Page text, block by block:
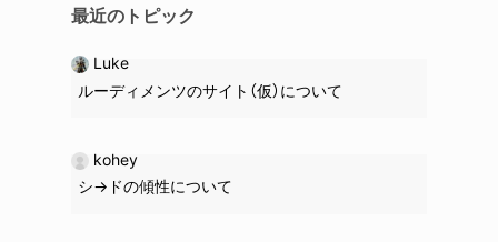
最近のトピック
ルーディメンツのサイト（仮）について
Luke
シ→ドの傾性について
kohey